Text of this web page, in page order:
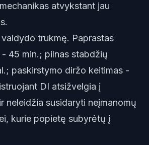
atvykstant jau
trukmę. Paprastas
45 min.; pilnas stabdžių
paskirstymo diržo keitimas -
DI atsižvelgia į
neleidžia susidaryti neįmanomų
kurie popietę subyrėtų į